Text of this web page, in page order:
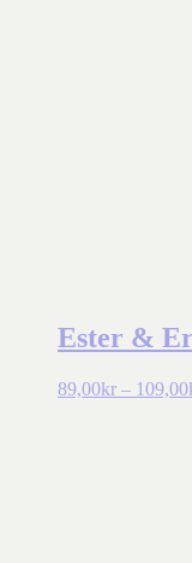
Ester &
89,00kr – 109,00